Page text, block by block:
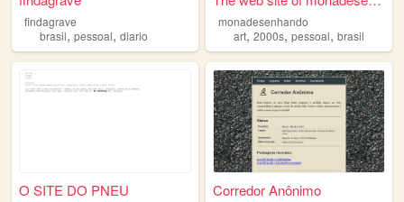
findagrave
brasil, pessoal, diario
monadesenhando
art,2000s,pessoal,brasil
O SITE DO PNEU Corredor Anônimo